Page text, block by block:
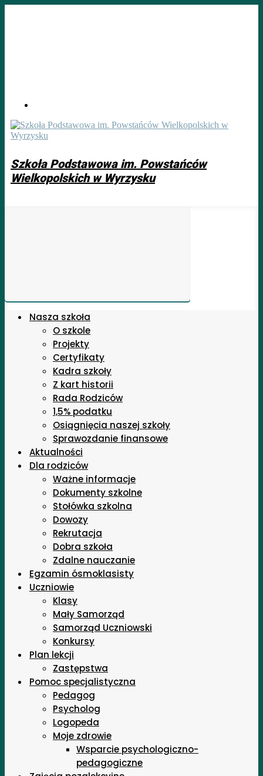
Szkoła Podstawowa im. Powstańców
Wielkopolskich w Wyrzysku
Nasza szkoła
O szkole
Projekty
Certyfikaty
Kadra szkoły
Z kart historii
Rada Rodziców
1,5% podatku
Osiągnięcia naszej szkoły
Sprawozdanie finansowe
Aktualności
Dla rodziców
Ważne informacje
Dokumenty szkolne
Stołówka szkolna
Dowozy
Rekrutacja
Dobra szkoła
Zdalne nauczanie
Egzamin ósmoklasisty
Uczniowie
Klasy
Mały Samorząd
Samorząd Uczniowski
Konkursy
Plan lekcji
Zastępstwa
Pomoc specjalistyczna
Pedagog
Psycholog
Logopeda
Moje zdrowie
Wsparcie psychologiczno-
pedagogiczne